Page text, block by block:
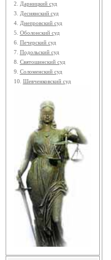
2.
Дарницкий суд
3.
Деснянский суд
4. Днепровский суд
5. Оболонский суд
6. Печерский суд
7. Подольский суд
8. Святошинский суд
9. Соломенский суд
10. Шевченковский суд